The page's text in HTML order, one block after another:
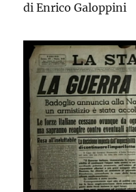
di Enrico Galoppini